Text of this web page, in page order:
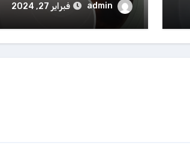
admin فبراير 27, 2024